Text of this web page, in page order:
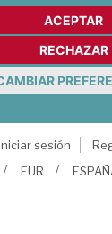
ACEPTAR
RECHAZAR
sesión
EUR